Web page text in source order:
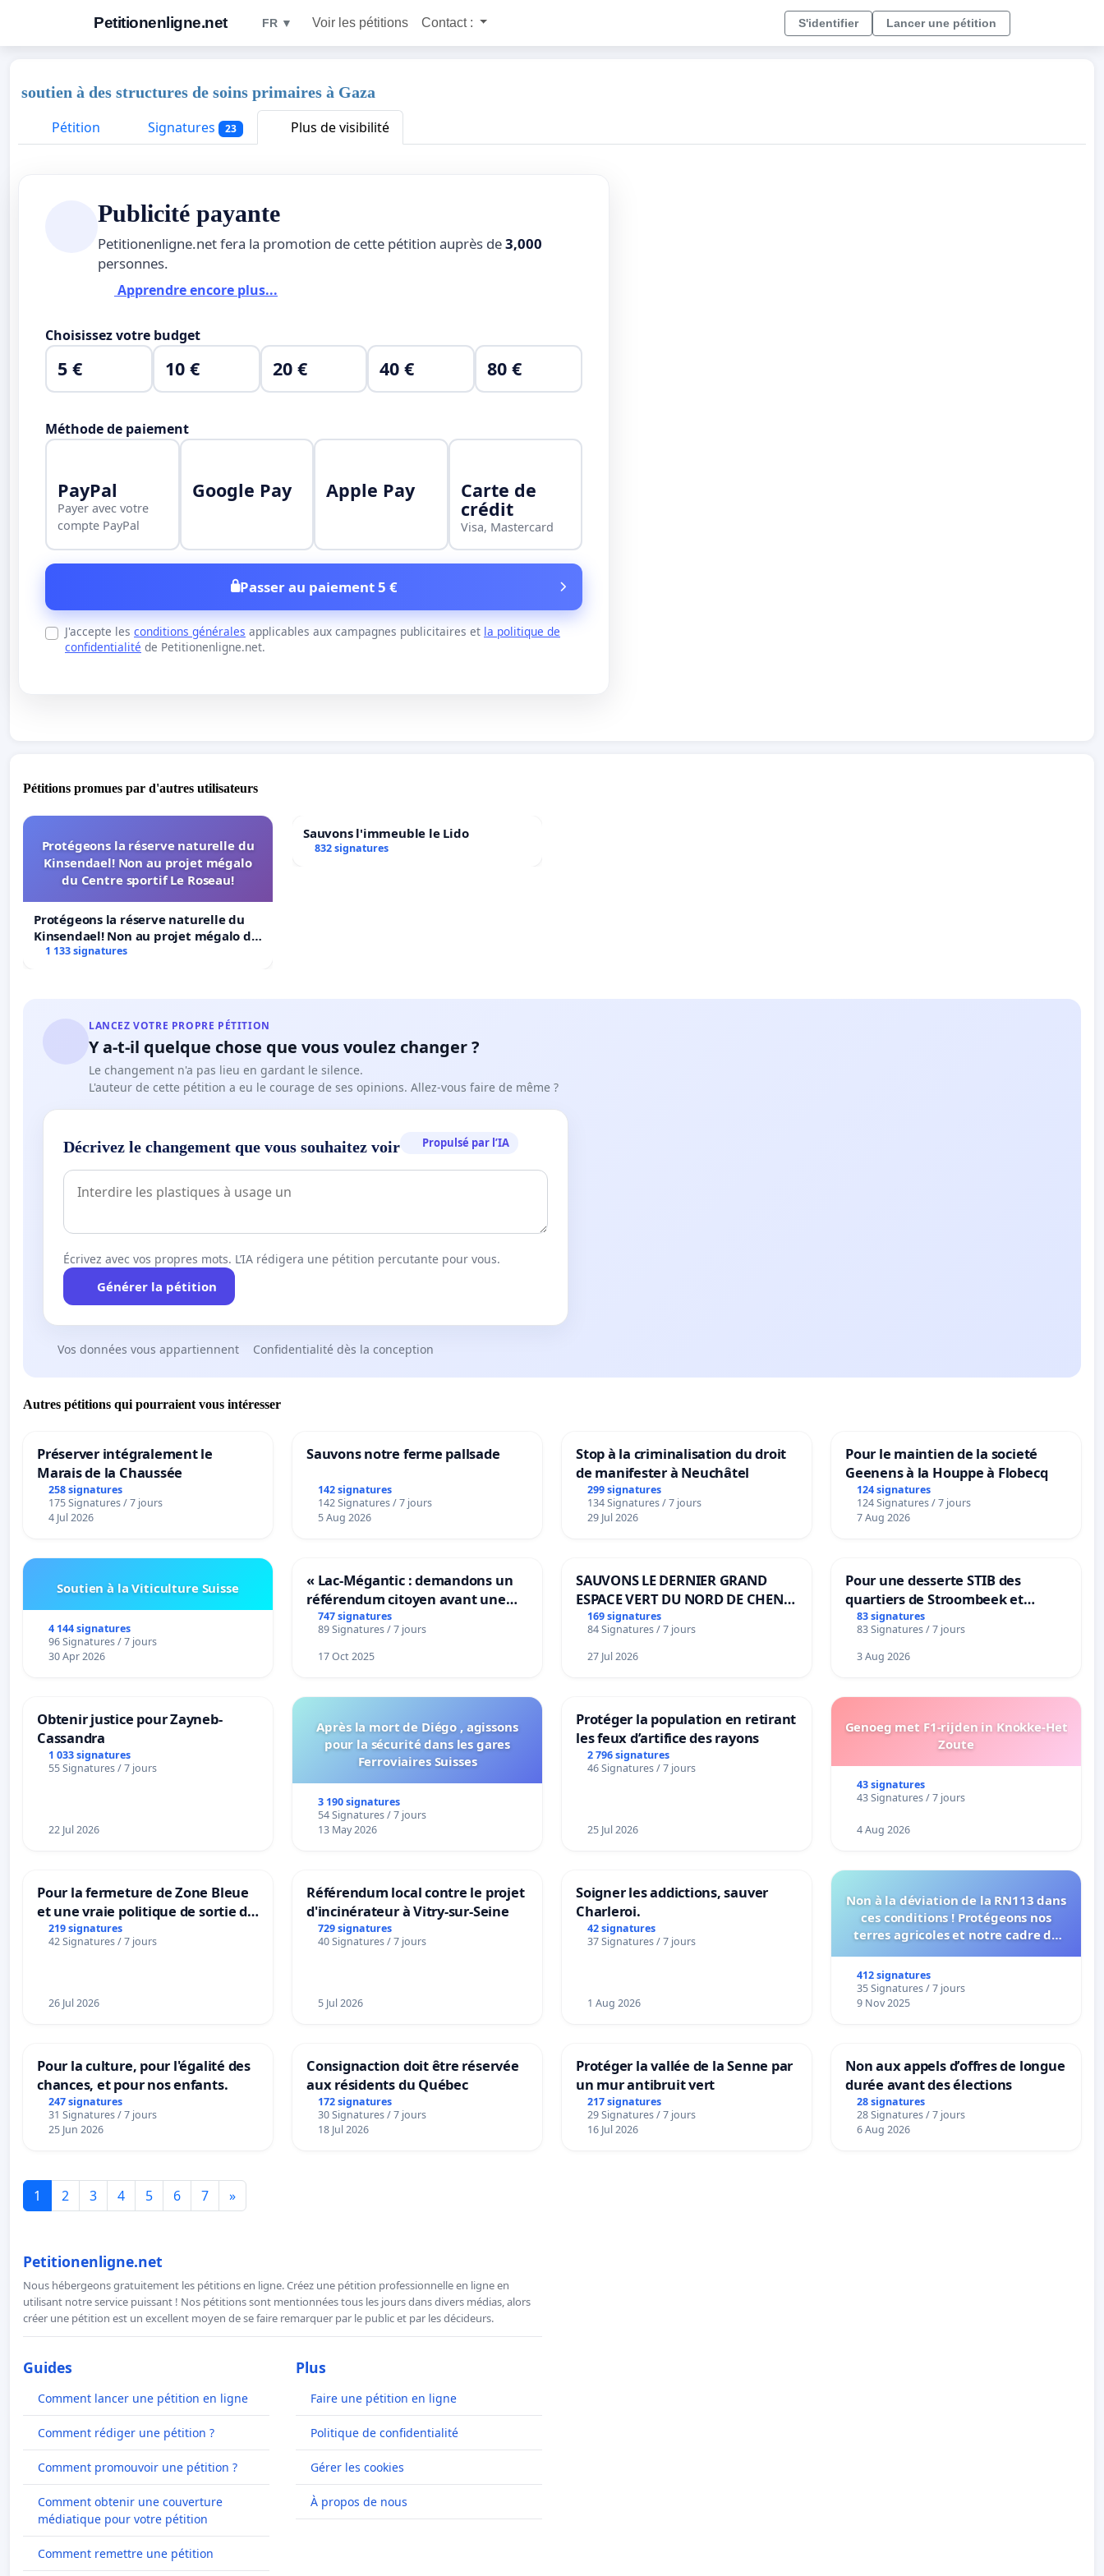
Petitionenligne.net FR ▼ Voir les pétitions Contact : S'identifier Lancer une pétition
soutien à des structures de soins primaires à Gaza
Pétition
Signatures 23 Plus de visibilité
Publicité payante
Petitionenligne.net fera la promotion de cette pétition auprès de3,000
personnes.
Apprendre encore plus...
Choisissez votre budget
5 € 10 € 20 € 40 € 80 €
Méthode de paiement
PayPal
Payer avec votre
compte PayPal
Google Pay Apple Pay Carte de
crédit
Visa, Mastercard
Passer au paiement 5 €
J'accepte les conditions générales applicables aux campagnes publicitaires et la politique de
confidentialité de Petitionenligne.net.
Pétitions promues par d'autres utilisateurs
Protégeons la réserve naturelle du
Kinsendael! Non au projet mégalo
du Centre sportif Le Roseau!
Protégeons la réserve naturelle du
Kinsendael! Non au projet mégalo du
Centre sportif Le Roseau!
1 133 signatures
Sauvons l'immeuble le Lido
832 signatures
LANCEZ VOTRE PROPRE PÉTITION
Y a-t-il quelque chose que vous voulez changer ?
Le changement n'a pas lieu en gardant le silence.
L'auteur de cette pétition a eu le courage de ses opinions. Allez-vous faire de même ?
Décrivez le changement que vous souhaitez voir Propulsé par l’IA
Écrivez avec vos propres mots. L’IA rédigera une pétition percutante pour vous.
Générer la pétition
Vos données vous appartiennent Confidentialité dès la conception
Autres pétitions qui pourraient vous intéresser
Préserver intégralement le
Marais de la Chaussée
258 signatures
175 Signatures / 7 jours
4 Jul 2026
Sauvons notre ferme pallsade
142 signatures
142 Signatures / 7 jours
5 Aug 2026
Stop à la criminalisation du droit
de manifester à Neuchâtel
299 signatures
134 Signatures / 7 jours
29 Jul 2026
Pour le maintien de la societé
Geenens à la Houppe à Flobecq
124 signatures
124 Signatures / 7 jours
7 Aug 2026
Soutien à la Viticulture Suisse
4 144 signatures
96 Signatures / 7 jours
30 Apr 2026
« Lac-Mégantic : demandons un
référendum citoyen avant une
transformation irréversible de
notre territoire »
747 signatures
89 Signatures / 7 jours
17 Oct 2025
SAUVONS LE DERNIER GRAND
ESPACE VERT DU NORD DE CHENE-
BOUGERIES
169 signatures
84 Signatures / 7 jours
27 Jul 2026
Pour une desserte STIB des
quartiers de Stroombeek et
Beauval - Voor een MIVB-
bediening van de wijken
Strombeek en Het Voor
83 signatures
83 Signatures / 7 jours
3 Aug 2026
Obtenir justice pour Zayneb-
Cassandra
1 033 signatures
55 Signatures / 7 jours
22 Jul 2026
Après la mort de Diégo , agissons
pour la sécurité dans les gares
Ferroviaires Suisses
3 190 signatures
54 Signatures / 7 jours
13 May 2026
Protéger la population en retirant
les feux d’artifice des rayons
2 796 signatures
46 Signatures / 7 jours
25 Jul 2026
Genoeg met F1-rijden in Knokke-Het
Zoute
43 signatures
43 Signatures / 7 jours
4 Aug 2026
Pour la fermeture de Zone Bleue
et une vraie politique de sortie de
la dépendance
219 signatures
42 Signatures / 7 jours
26 Jul 2026
Référendum local contre le projet
d'incinérateur à Vitry-sur-Seine
729 signatures
40 Signatures / 7 jours
5 Jul 2026
Soigner les addictions, sauver
Charleroi.
42 signatures
37 Signatures / 7 jours
1 Aug 2026
Non à la déviation de la RN113 dans
ces conditions ! Protégeons nos
terres agricoles et notre cadre de
412 signatures
35 Signatures / 7 jours
9 Nov 2025
Pour la culture, pour l'égalité des
chances, et pour nos enfants.
247 signatures
31 Signatures / 7 jours
25 Jun 2026
Consignaction doit être réservée
aux résidents du Québec
172 signatures
30 Signatures / 7 jours
18 Jul 2026
Protéger la vallée de la Senne par
un mur antibruit vert
217 signatures
29 Signatures / 7 jours
16 Jul 2026
Non aux appels d’offres de longue
durée avant des élections
28 signatures
28 Signatures / 7 jours
6 Aug 2026
1 2 3 4 5 6 7 »
Petitionenligne.net
Nous hébergeons gratuitement les pétitions en ligne. Créez une pétition professionnelle en ligne en
utilisant notre service puissant ! Nos pétitions sont mentionnées tous les jours dans divers médias, alors
créer une pétition est un excellent moyen de se faire remarquer par le public et par les décideurs.
Guides
Comment lancer une pétition en ligne
Comment rédiger une pétition ?
Comment promouvoir une pétition ?
Comment obtenir une couverture
médiatique pour votre pétition
Comment remettre une pétition
Plus
Faire une pétition en ligne
Politique de confidentialité
Gérer les cookies
À propos de nous